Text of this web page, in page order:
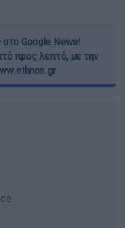
Google News!
προς λεπτό, με την